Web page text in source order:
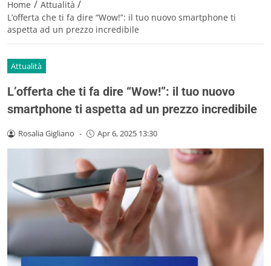
Home / Attualità /
L’offerta che ti fa dire “Wow!”: il tuo nuovo smartphone ti
aspetta ad un prezzo incredibile
Attualità
L’offerta che ti fa dire “Wow!”: il tuo nuovo
smartphone ti aspetta ad un prezzo incredibile
Rosalia Gigliano - Apr 6, 2025 13:30